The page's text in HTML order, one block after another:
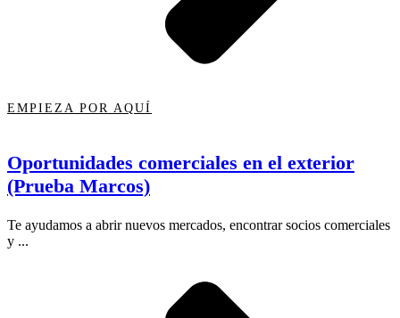
EMPIEZA POR AQUÍ
Oportunidades comerciales en el exterior
(Prueba Marcos)
Te ayudamos a abrir nuevos mercados, encontrar socios comerciales
y ...